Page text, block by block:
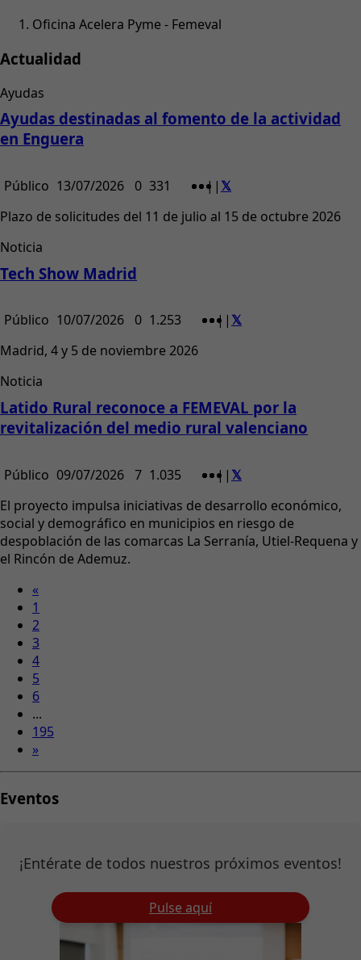
Oficina Acelera Pyme - Femeval
Actualidad
Ayudas
Ayudas destinadas al fomento de la actividad
en Enguera
Público 13/07/2026 0 331 | |
Plazo de solicitudes del 11 de julio al 15 de octubre 2026
Noticia
Tech Show Madrid
Público 10/07/2026 0 1.253 | |
Madrid, 4 y 5 de noviembre 2026
Noticia
Latido Rural reconoce a FEMEVAL por la
revitalización del medio rural valenciano
Público 09/07/2026 7 1.035 | |
El proyecto impulsa iniciativas de desarrollo económico,
social y demográfico en municipios en riesgo de
despoblación de las comarcas La Serranía, Utiel-Requena y
el Rincón de Ademuz.
«
1
2
3
4
5
6
...
195
»
Eventos
¡Entérate de todos nuestros próximos eventos!
Pulse aquí